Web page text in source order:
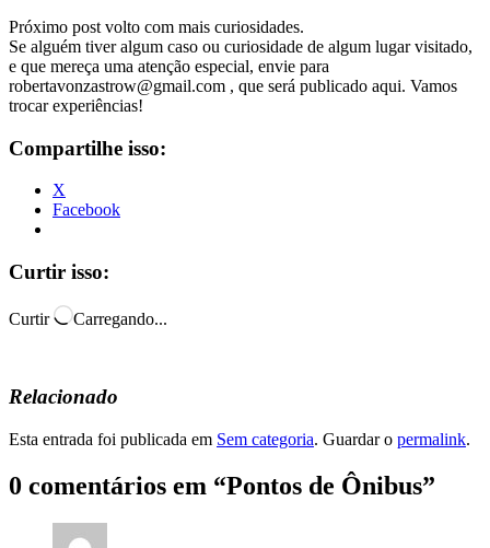
Próximo post volto com mais curiosidades.
Se alguém tiver algum caso ou curiosidade de algum lugar visitado,
e que mereça uma atenção especial, envie para
robertavonzastrow@gmail.com , que será publicado aqui. Vamos
trocar experiências!
Compartilhe isso:
X
Facebook
Curtir isso:
Curtir Carregando...
Relacionado
Esta entrada foi publicada em Sem categoria. Guardar o permalink.
0 comentários em “Pontos de Ônibus”